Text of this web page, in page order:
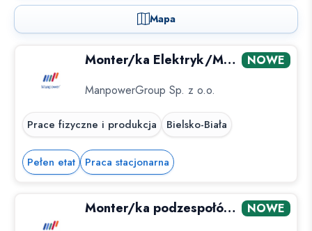
Mapa
Monter/ka Elektryk/Mechanik (RÓWNIEŻ Z...
NOWE
ManpowerGroup Sp. z o.o.
Prace fizyczne i produkcja Bielsko-Biała
Pełen etat Praca stacjonarna
Monter/ka podzespołów (RÓWNIEŻ Z ORZECZENIEM)
NOWE